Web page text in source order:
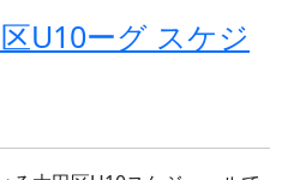
U10ーグ スケジ
スケジュール の